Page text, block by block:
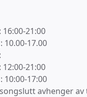
21:00
10.00-17.00
21:00
10:00-17:00
avhenger